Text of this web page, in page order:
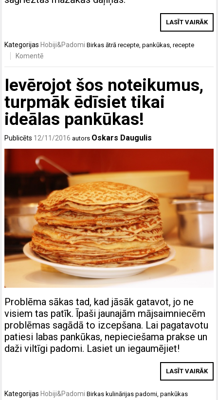
LASĪT VAIRĀK
Kategorijas Hobiji&Padomi Birkasātrā recepte,pankūkas,recepte
Komentē
Ievērojot šos noteikumus,
turpmāk ēdīsiet tikai
ideālas pankūkas!
Publicēts 12/11/2016 autors Oskars Daugulis
Problēma sākas tad, kad jāsāk gatavot, jo ne
visiem tas patīk. Īpaši jaunajām mājsaimniecēm
problēmas sagādā to izcepšana. Lai pagatavotu
patiesi labas pankūkas, nepieciešama prakse un
daži viltīgi padomi. Lasiet un iegaumējiet!
LASĪT VAIRĀK
Kategorijas Hobiji&Padomi Birkas kulinārijas padomi ,pankūkas